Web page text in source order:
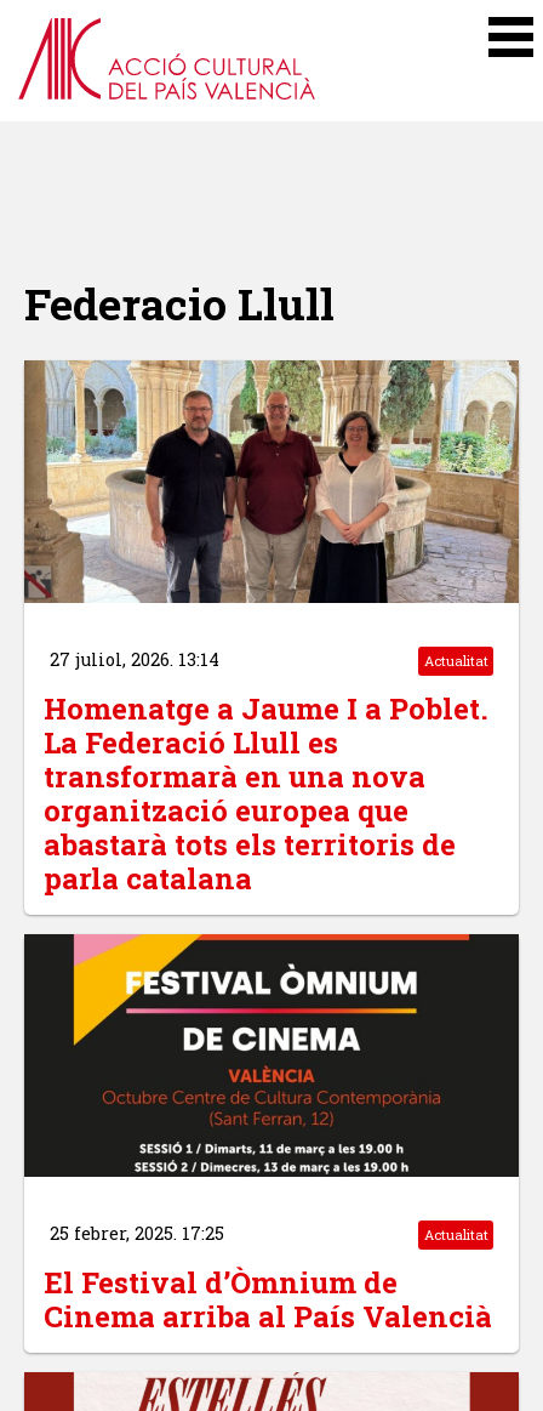
Federacio Llull
27 juliol, 2026. 13:14 Actualitat
Homenatge a Jaume I a Poblet.
La Federació Llull es
transformarà en una nova
organització europea que
abastarà tots els territoris de
parla catalana
25 febrer, 2025. 17:25 Actualitat
El Festival d’Òmnium de
Cinema arriba al País Valencià